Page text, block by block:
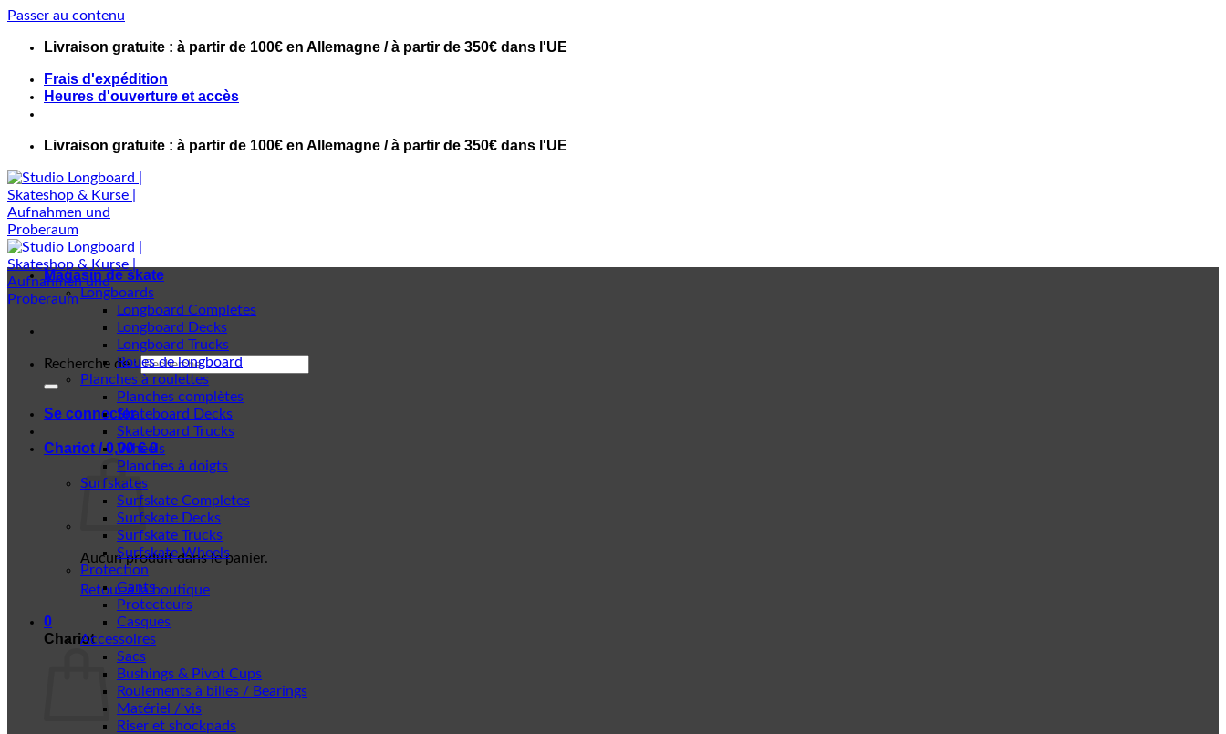
Passer au contenu
Livraison gratuite : à partir de 100€ en Allemagne / à partir de 350€ dans l'UE
Frais d'expédition
Heures d'ouverture et accès
Livraison gratuite : à partir de 100€ en Allemagne / à partir de 350€ dans l'UE
Recherche de :
Se connecter
Chariot /0,00€ 0
Aucun produit dans le panier.
Retour à la boutique
0
Chariot
Magasin de skate
Longboards
Longboard Completes
Longboard Decks
Longboard Trucks
Roues de longboard
Planches à roulettes
Planches complètes
Skateboard Decks
Skateboard Trucks
Wheels
Planches à doigts
Surfskates
Surfskate Completes
Surfskate Decks
Surfskate Trucks
Surfskate Wheels
Protection
Gants
Protecteurs
Casques
Accessoires
Sacs
Bushings & Pivot Cups
Roulements à billes / Bearings
Matériel / vis
Riser et shockpads